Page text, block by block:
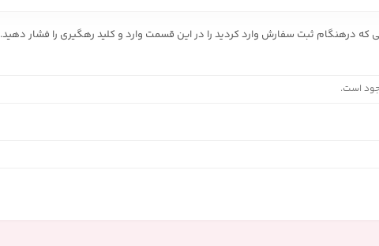
که درهنگام ثبت سفارش وارد کردید را در این قسمت وارد و کلید رهگیری را فشار دهید.